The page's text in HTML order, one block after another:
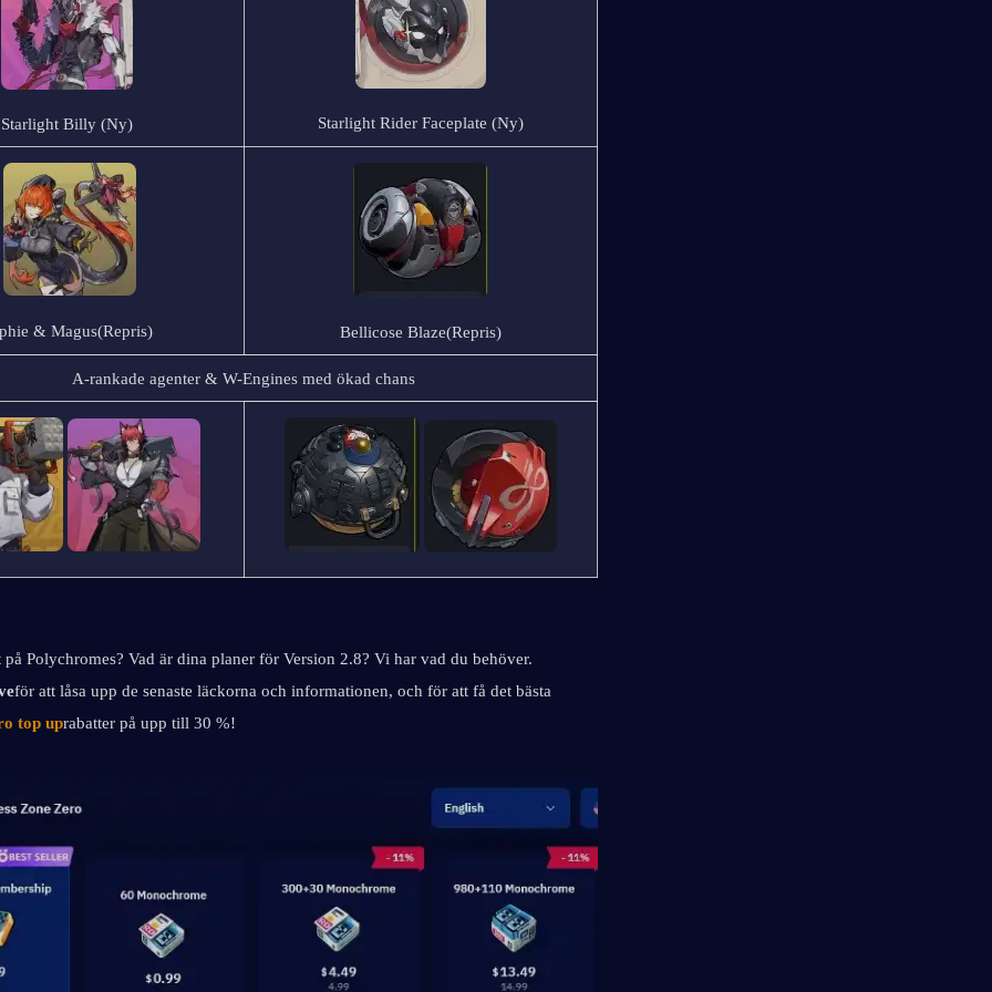
Starlight Billy (Ny) Starlight Rider Faceplate (Ny)
& Magus(Repris) Bellicose Blaze(Repris)
A-rankade agenter & W-Engines med ökad chans
Polychromes? Vad är dina planer för Version 2.8? Vi har vad du behöver.
för att låsa upp de senaste läckorna och informationen, och för att få det bästa
top uprabatter på upp till 30 %!